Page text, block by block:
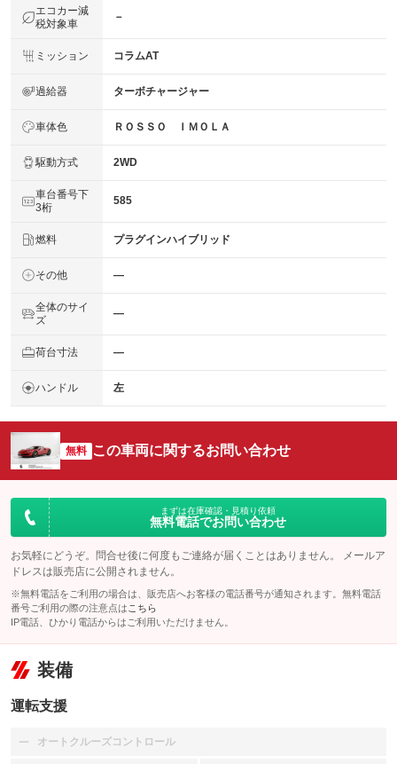
エコカー減
税対象車
－
ミッション コラムAT
過給器 ターボチャージャー
車体色 ＲＯＳＳＯ ＩＭＯＬＡ
駆動方式 2WD
車台番号下
3桁
585
燃料 プラグインハイブリッド
その他 ―
全体のサイ
ズ
―
荷台寸法 ―
ハンドル 左
無料 この車両に関するお問い合わせ
まずは在庫確認・見積り依頼
無料電話でお問い合わせ
お気軽にどうぞ。問合せ後に何度もご連絡が届くことはありません。 メールア
ドレスは販売店に公開されません。
※無料電話をご利用の場合は、販売店へお客様の電話番号が通知されます。無料電話
番号ご利用の際の注意点は こちら
IP電話、ひかり電話からはご利用いただけません。
装備
運転支援
オートクルーズコントロール
：装備なし